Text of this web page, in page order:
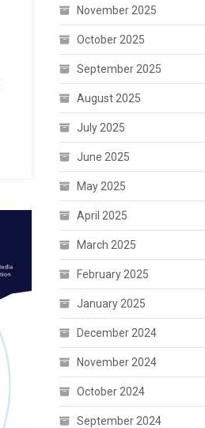
November 2025
October 2025
September 2025
August 2025
July 2025
June 2025
May 2025
April 2025
March 2025
February 2025
January 2025
December 2024
November 2024
October 2024
September 2024